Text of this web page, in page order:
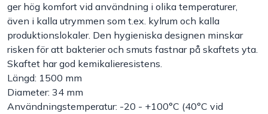
Plåtbyte
Monin
Handla efter bransch
ger hög komfort vid användning i olika temperaturer,
även i kalla utrymmen som t.ex. kylrum och kalla
produktionslokaler. Den hygieniska designen minskar
risken för att bakterier och smuts fastnar på skaftets yta.
Skaftet har god kemikalieresistens.
Längd: 1500 mm
Diameter: 34 mm
Användningstemperatur: -20 - +100°C (40°C vid